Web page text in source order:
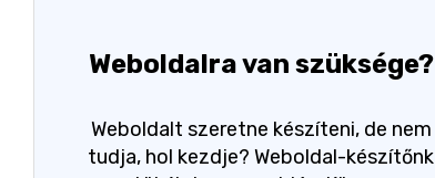
Weboldalra van szüksége?
Weboldalt szeretne készíteni, de nem
tudja, hol kezdje? Weboldal-készítőnk